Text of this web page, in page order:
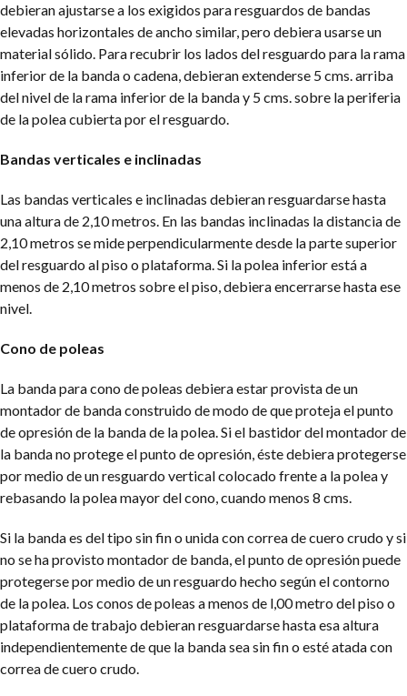
debieran ajustarse a los exigidos para resguardos de bandas
elevadas horizontales de ancho similar, pero debiera usarse un
material sólido. Para recubrir los lados del resguardo para la rama
inferior de la banda o cadena, debieran extenderse 5 cms. arriba
del nivel de la rama inferior de la banda y 5 cms. sobre la periferia
de la polea cubierta por el resguardo.
Bandas verticales e inclinadas
Las bandas verticales e inclinadas debieran resguardarse hasta
una altura de 2,10 metros. En las bandas inclinadas la distancia de
2,10 metros se mide perpendicularmente desde la parte superior
del resguardo al piso o plataforma. Si la polea inferior está a
menos de 2,10 metros sobre el piso, debiera encerrarse hasta ese
nivel.
Cono de poleas
La banda para cono de poleas debiera estar provista de un
montador de banda construido de modo de que proteja el punto
de opresión de la banda de la polea. Si el bastidor del montador de
la banda no protege el punto de opresión, éste debiera protegerse
por medio de un resguardo vertical colocado frente a la polea y
rebasando la polea mayor del cono, cuando menos 8 cms.
Si la banda es del tipo sin fin o unida con correa de cuero crudo y si
no se ha provisto montador de banda, el punto de opresión puede
protegerse por medio de un resguardo hecho según el contorno
de la polea. Los conos de poleas a menos de l,00 metro del piso o
plataforma de trabajo debieran resguardarse hasta esa altura
independientemente de que la banda sea sin fin o esté atada con
correa de cuero crudo.